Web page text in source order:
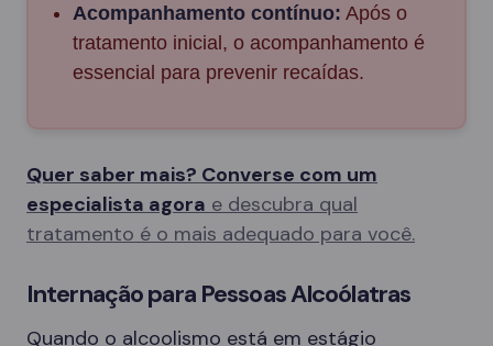
Acompanhamento contínuo: Após o
tratamento inicial, o acompanhamento é
essencial para prevenir recaídas.
Quer saber mais? Converse com um
especialista agora e descubra qual
tratamento é o mais adequado para você.
Internação para Pessoas Alcoólatras
Quando o alcoolismo está em estágio